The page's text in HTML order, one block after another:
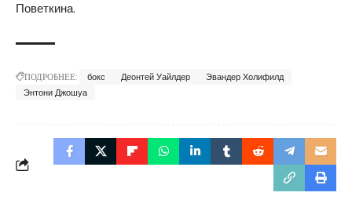
Поветкина.
ПОДРОБНЕЕ: бокс Деонтей Уайлдер
Эвандер Холифилд
Энтони Джошуа